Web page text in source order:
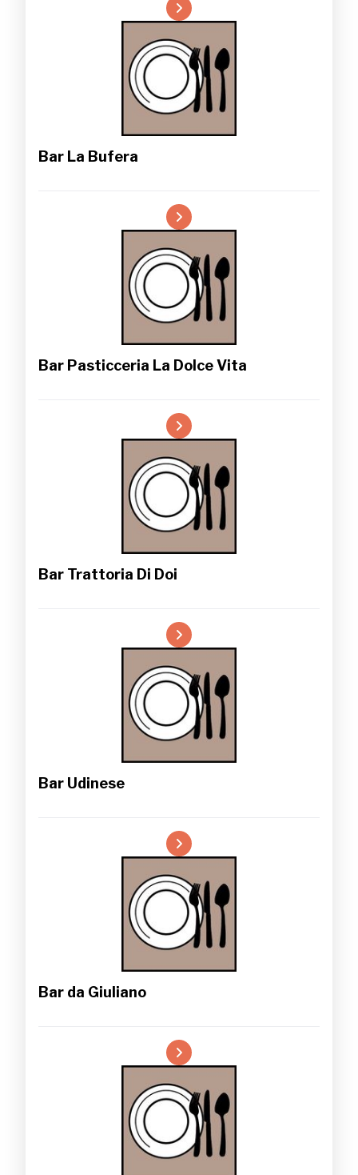
Bar La Bufera
Bar Pasticceria La Dolce Vita
Bar Trattoria Di Doi
Bar Udinese
Bar da Giuliano